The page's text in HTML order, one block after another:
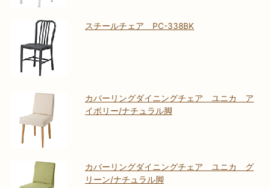
スチールチェア PC-338BK
カバーリングダイニングチェア ユニカ ア
イボリー/ナチュラル脚
カバーリングダイニングチェア ユニカ グ
リーン/ナチュラル脚